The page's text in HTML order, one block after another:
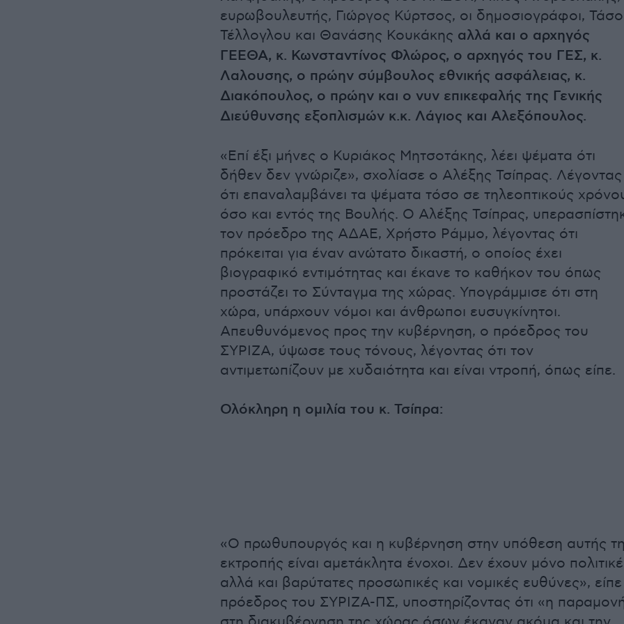
ευρωβουλευτής, Γιώργος Κύρτσος, οι δημοσιογράφοι,
Τέλλογλου και Θανάσης Κουκάκης αλλά και ο αρχηγός
ΓΕΕΘΑ, κ. Κωνσταντίνος Φλώρος, ο αρχηγός του ΓΕΣ, κ.
Λαλουσης, ο πρώην σύμβουλος εθνικής ασφάλειας, κ.
Διακόπουλος, ο πρώην και ο νυν επικεφαλής της Γενικής
Διεύθυνσης εξοπλισμών κ.κ. Λάγιος και Αλεξόπουλος.
«Επί έξι μήνες ο Κυριάκος Μητσοτάκης, λέει ψέματα ότι
δήθεν δεν γνώριζε», σχολίασε ο Αλέξης Τσίπρας. Λέγοντας
ότι επαναλαμβάνει τα ψέματα τόσο σε τηλεοπτικούς
όσο και εντός της Βουλής. Ο Αλέξης Τσίπρας,
τον πρόεδρο της ΑΔΑΕ, Χρήστο Ράμμο, λέγοντας ότι
πρόκειται για έναν ανώτατο δικαστή, ο οποίος έχει
βιογραφικό εντιμότητας και έκανε το καθήκον του όπως
προστάζει το Σύνταγμα της χώρας. Υπογράμμισε ότι στη
χώρα, υπάρχουν νόμοι και άνθρωποι ευσυγκίνητοι.
Απευθυνόμενος προς την κυβέρνηση, ο πρόεδρος του
ΣΥΡΙΖΑ, ύψωσε τους τόνους, λέγοντας ότι τον
αντιμετωπίζουν με χυδαιότητα και είναι ντροπή, όπως είπε.
Ολόκληρη η ομιλία του κ. Τσίπρα:
«Ο πρωθυπουργός και η κυβέρνηση στην υπόθεση αυτής
εκτροπής είναι αμετάκλητα ένοχοι. Δεν έχουν μόνο
αλλά και βαρύτατες προσωπικές και νομικές ευθύνες»,
πρόεδρος του ΣΥΡΙΖΑ-ΠΣ, υποστηρίζοντας ότι «η